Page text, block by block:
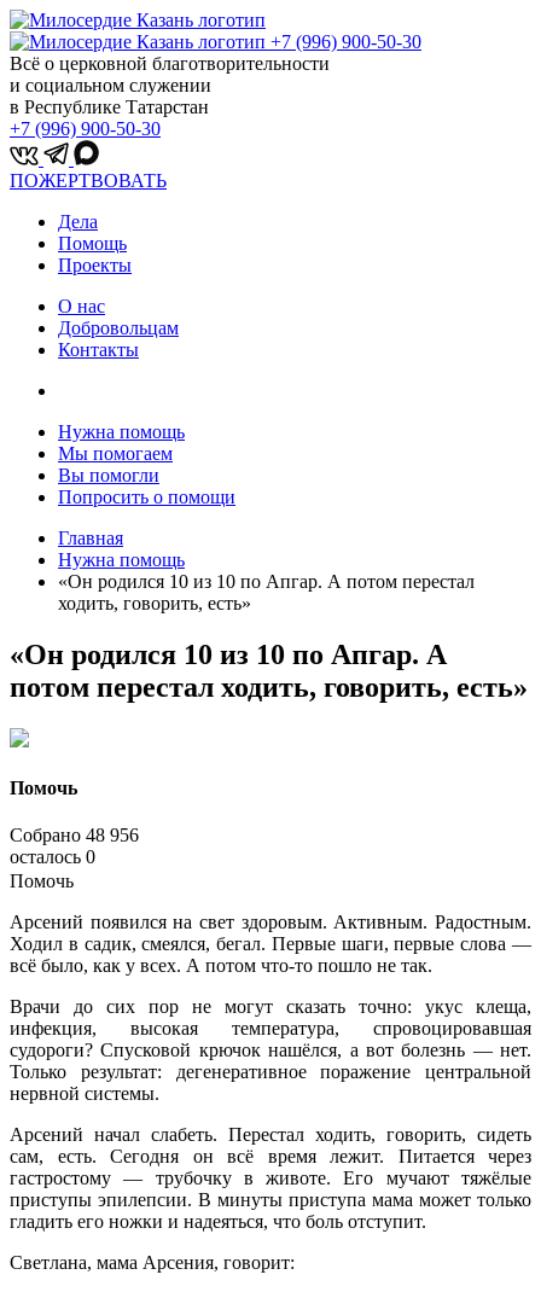
+7 (996) 900-50-30
Всё о церковной благотворительности
и социальном служении
в Республике Татарстан
+7 (996) 900-50-30
ПОЖЕРТВОВАТЬ
Дела
Помощь
Проекты
О нас
Добровольцам
Контакты
Нужна помощь
Мы помогаем
Вы помогли
Попросить о помощи
Главная
Нужна помощь
«Он родился 10 из 10 по Апгар. А потом перестал
ходить, говорить, есть»
«Он родился 10 из 10 по Апгар. А
потом перестал ходить, говорить, есть»
Помочь
Собрано 48 956
осталось 0
Помочь
Арсений появился на свет здоровым. Активным. Радостным.
Ходил в садик, смеялся, бегал. Первые шаги, первые слова —
всё было, как у всех. А потом что-то пошло не так.
Врачи до сих пор не могут сказать точно: укус клеща,
инфекция, высокая температура, спровоцировавшая
судороги? Спусковой крючок нашёлся, а вот болезнь — нет.
Только результат: дегенеративное поражение центральной
нервной системы.
Арсений начал слабеть. Перестал ходить, говорить, сидеть
сам, есть. Сегодня он всё время лежит. Питается через
гастростому — трубочку в животе. Его мучают тяжёлые
приступы эпилепсии. В минуты приступа мама может только
гладить его ножки и надеяться, что боль отступит.
Светлана, мама Арсения, говорит: